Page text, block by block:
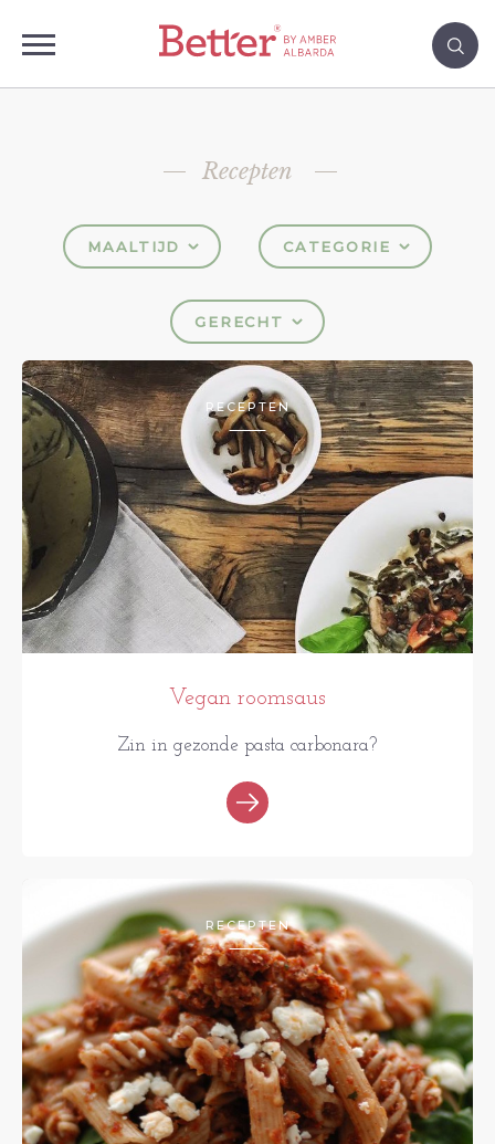
Recepten
MAALTIJD CATEGORIE
GERECHT
RECEPTEN
Vegan roomsaus
Zin in gezonde pasta carbonara?
RECEPTEN